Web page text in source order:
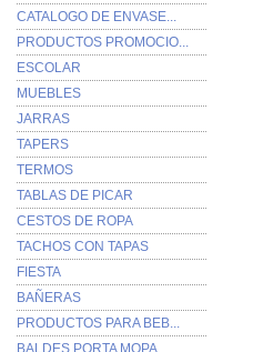
CATALOGO DE ENVASE...
PRODUCTOS PROMOCIO...
ESCOLAR
MUEBLES
JARRAS
TAPERS
TERMOS
TABLAS DE PICAR
CESTOS DE ROPA
TACHOS CON TAPAS
FIESTA
BAÑERAS
PRODUCTOS PARA BEB...
BALDES PORTA MOPA